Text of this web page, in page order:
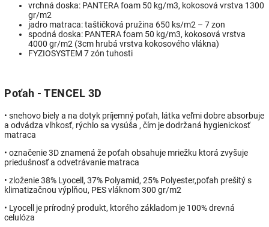
vrchná doska: PANTERA foam 50 kg/m3, kokosová vrstva 1300
gr/m2
jadro matraca: taštičková pružina 650 ks/m2 – 7 zon
spodná doska: PANTERA foam 50 kg/m3, kokosová vrstva
4000 gr/m2 (3cm hrubá vrstva kokosového vlákna)
FYZIOSYSTEM 7 zón tuhosti
Poťah - TENCEL 3D
• snehovo biely a na dotyk príjemný poťah, látka veľmi dobre absorbuje
a odvádza vlhkosť, rýchlo sa vysúša , čím je dodržaná hygienickosť
matraca
• označenie 3D znamená že poťah obsahuje mriežku ktorá zvyšuje
priedušnosť a odvetrávanie matraca
• zloženie 38% Lyocell, 37% Polyamid, 25% Polyester,poťah prešitý s
klimatizačnou výplňou, PES vláknom 300 gr/m2
• Lyocell je prírodný produkt, ktorého základom je 100% drevná
celulóza